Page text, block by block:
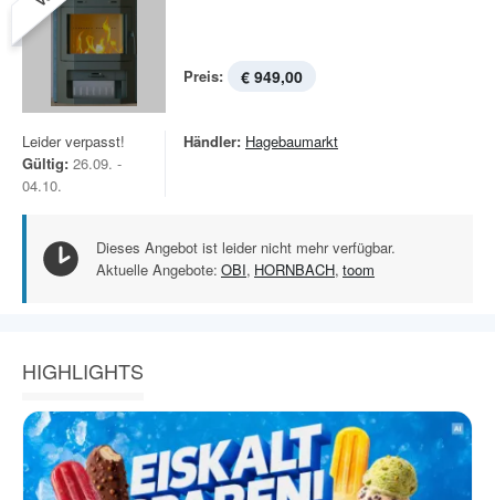
Preis: € 949,00
Leider verpasst!
Gültig: 26.09. -
04.10.
Händler: Hagebaumarkt
Dieses Angebot ist leider nicht mehr verfügbar.
Aktuelle Angebote: OBI, HORNBACH, toom
HIGHLIGHTS